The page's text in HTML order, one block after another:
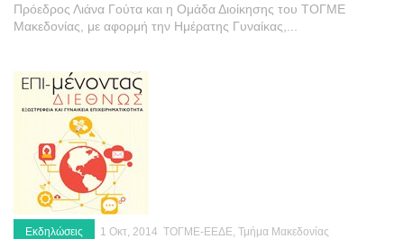
Πρόεδρος Λιάνα Γούτα και η Ομάδα Διοίκησης του ΤΟΓΜΕ
Μακεδονίας, με αφορμή την Ημέρατης Γυναίκας,...
Εκδηλώσεις 1 Οκτ, 2014 ΤΟΓΜΕ-ΕΕΔΕ, Τμήμα Μακεδονίας